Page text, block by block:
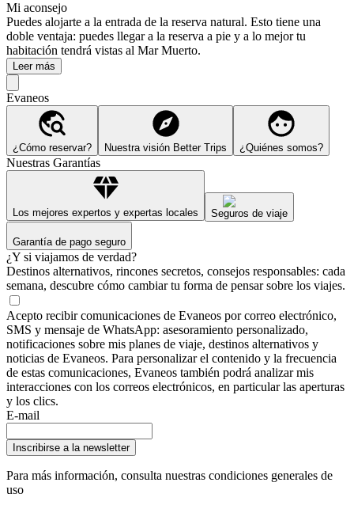
Mi aconsejo
Puedes alojarte a la entrada de la reserva natural. Esto tiene una
doble ventaja: puedes llegar a la reserva a pie y a lo mejor tu
habitación tendrá vistas al Mar Muerto.
Leer más
Evaneos
¿Cómo reservar? Nuestra visión Better Trips ¿Quiénes somos?
Nuestras Garantías
Los mejores expertos y expertas locales Seguros de viaje
Garantía de pago seguro
¿Y si viajamos de verdad?
Destinos alternativos, rincones secretos, consejos responsables: cada
semana, descubre cómo cambiar tu forma de pensar sobre los viajes.
Acepto recibir comunicaciones de Evaneos por correo electrónico,
SMS y mensaje de WhatsApp: asesoramiento personalizado,
notificaciones sobre mis planes de viaje, destinos alternativos y
noticias de Evaneos. Para personalizar el contenido y la frecuencia
de estas comunicaciones, Evaneos también podrá analizar mis
interacciones con los correos electrónicos, en particular las aperturas
y los clics.
E-mail
Inscribirse a la newsletter
Para más información, consulta nuestras condiciones generales de
uso